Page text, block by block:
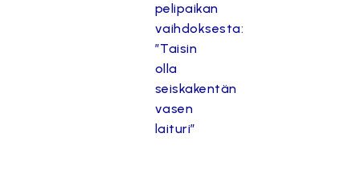
pelipaikan
vaihdoksesta:
”Taisin
olla
seiskakentän
vasen
laituri”